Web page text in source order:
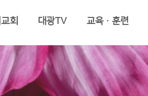
회 대광TV 교육·훈련